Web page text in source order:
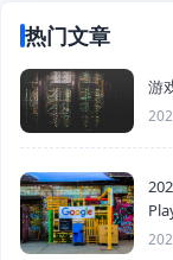
热门文章
游